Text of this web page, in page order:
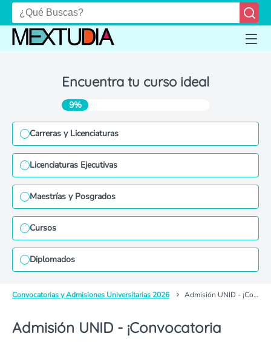
Encuentra tu curso ideal
9%
Carreras y Licenciaturas
Licenciaturas Ejecutivas
Maestrías y Posgrados
Cursos
Diplomados
Convocatorias y Admisiones Universitarias 2026 Admisión UNID - ¡Convocatoria abierta!
Admisión UNID - ¡Convocatoria